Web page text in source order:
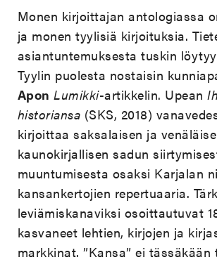
Monen kirjoittajan antologiassa
ja monen tyylisiä kirjoituksia.
asiantuntemuksesta tuskin
Tyylin puolesta nostaisin
Apon Lumikki-artikkelin. Upean
historiansa (SKS, 2018)
kirjoittaa saksalaisen ja
kaunokirjallisen sadun
muuntumisesta osaksi Karjalan
kansankertojien repertuaaria.
leviämiskanaviksi osoittautuvat
kasvaneet lehtien, kirjojen ja
markkinat. ”Kansa” ei tässäkään